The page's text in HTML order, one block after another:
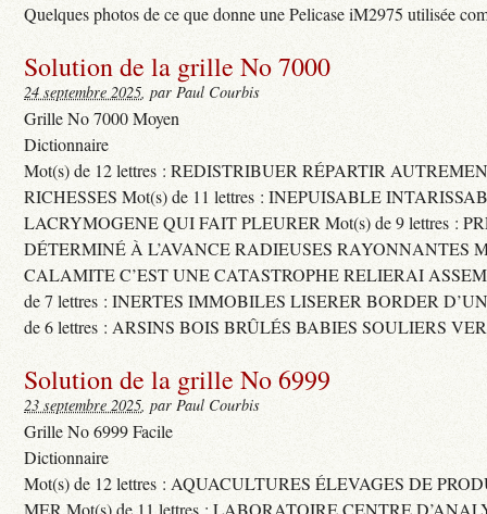
Quelques photos de ce que donne une Pelicase iM2975 utilisée
Solution de la grille No 7000
24 septembre 2025, par Paul Courbis
Grille No 7000 Moyen
Dictionnaire
Mot(s) de 12 lettres : REDISTRIBUER RÉPARTIR
RICHESSES Mot(s) de 11 lettres : INEPUISABLE
LACRYMOGENE QUI FAIT PLEURER Mot(s) de 9 lettres :
DÉTERMINÉ À L’AVANCE RADIEUSES RAYONNANTES
CALAMITE C’EST UNE CATASTROPHE RELIERAI
de 7 lettres : INERTES IMMOBILES LISERER BORDER
de 6 lettres : ARSINS BOIS BRÛLÉS BABIES SOULIERS
Solution de la grille No 6999
23 septembre 2025, par Paul Courbis
Grille No 6999 Facile
Dictionnaire
Mot(s) de 12 lettres : AQUACULTURES ÉLEVAGES DE